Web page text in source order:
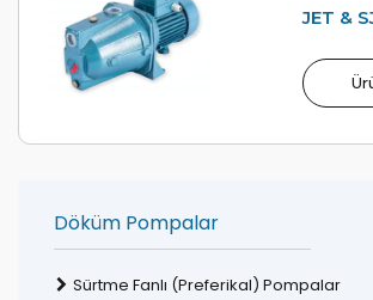
JET &
Döküm Pompalar
Sürtme Fanlı (Preferikal) Pompalar